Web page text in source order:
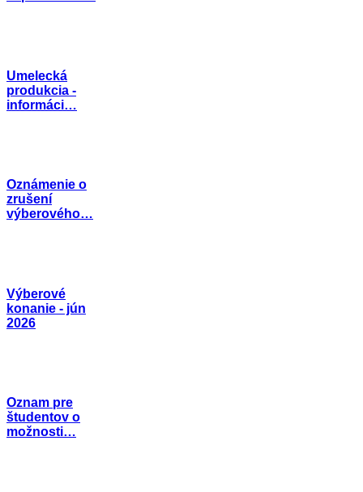
Umelecká
produkcia -
informáci…
Oznámenie o
zrušení
výberového…
Výberové
konanie - jún
2026
Oznam pre
študentov o
možnosti…